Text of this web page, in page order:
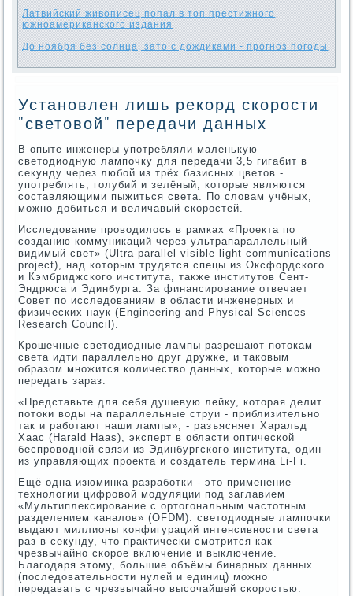
Латвийский живописец попал в топ престижного
южноамериканского издания
До ноября без солнца, зато с дождиками - прогноз погоды
Установлен лишь рекорд скорости
"световой" передачи данных
В опыте инженеры употребляли маленькую
светодиодную лампочку для передачи 3,5 гигабит в
секунду через любой из трёх базисных цветов -
употреблять, голубий и зелёный, которые являются
составляющими пыжиться света. По словам учёных,
можно добиться и величавый скоростей.
Исследование проводилось в рамках «Проекта по
созданию коммуникаций через ультрапараллельный
видимый свет» (Ultra-parallel visible light communications
project), над которым трудятся спецы из Оксфордского
и Кэмбриджского института, также институтов Сент-
Эндрюса и Эдинбурга. За финансирование отвечает
Совет по исследованиям в области инженерных и
физических наук (Engineering and Physical Sciences
Research Council).
Крошечные светодиодные лампы разрешают потокам
света идти параллельно друг дружке, и таковым
образом множится количество данных, которые можно
передать зараз.
«Представьте для себя душевую лейку, которая делит
потоки воды на параллельные струи - приблизительно
так и работают наши лампы», - разъясняет Харальд
Хаас (Harald Haas), эксперт в области оптической
беспроводной связи из Эдинбургского института, один
из управляющих проекта и создатель термина Li-Fi.
Ещё одна изюминка разработки - это применение
технологии цифровой модуляции под заглавием
«Мультиплексирование с ортогональным частотным
разделением каналов» (OFDM): светодиодные лампочки
выдают миллионы конфигураций интенсивности света
раз в секунду, что практически смотрится как
чрезвычайно скорое включение и выключение.
Благодаря этому, большие объёмы бинарных данных
(последовательности нулей и единиц) можно
передавать с чрезвычайно высочайшей скоростью.